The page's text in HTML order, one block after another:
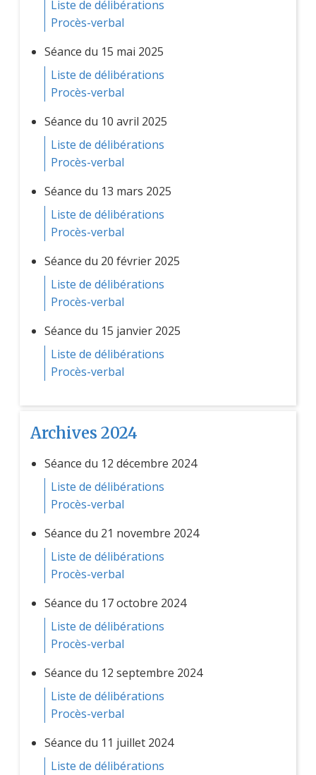
Liste de délibérations
Procès-verbal
Séance du 15 mai 2025
Liste de délibérations
Procès-verbal
Séance du 10 avril 2025
Liste de délibérations
Procès-verbal
Séance du 13 mars 2025
Liste de délibérations
Procès-verbal
Séance du 20 février 2025
Liste de délibérations
Procès-verbal
Séance du 15 janvier 2025
Liste de délibérations
Procès-verbal
Archives 2024
Séance du 12 décembre 2024
Liste de délibérations
Procès-verbal
Séance du 21 novembre 2024
Liste de délibérations
Procès-verbal
Séance du 17 octobre 2024
Liste de délibérations
Procès-verbal
Séance du 12 septembre 2024
Liste de délibérations
Procès-verbal
Séance du 11 juillet 2024
Liste de délibérations